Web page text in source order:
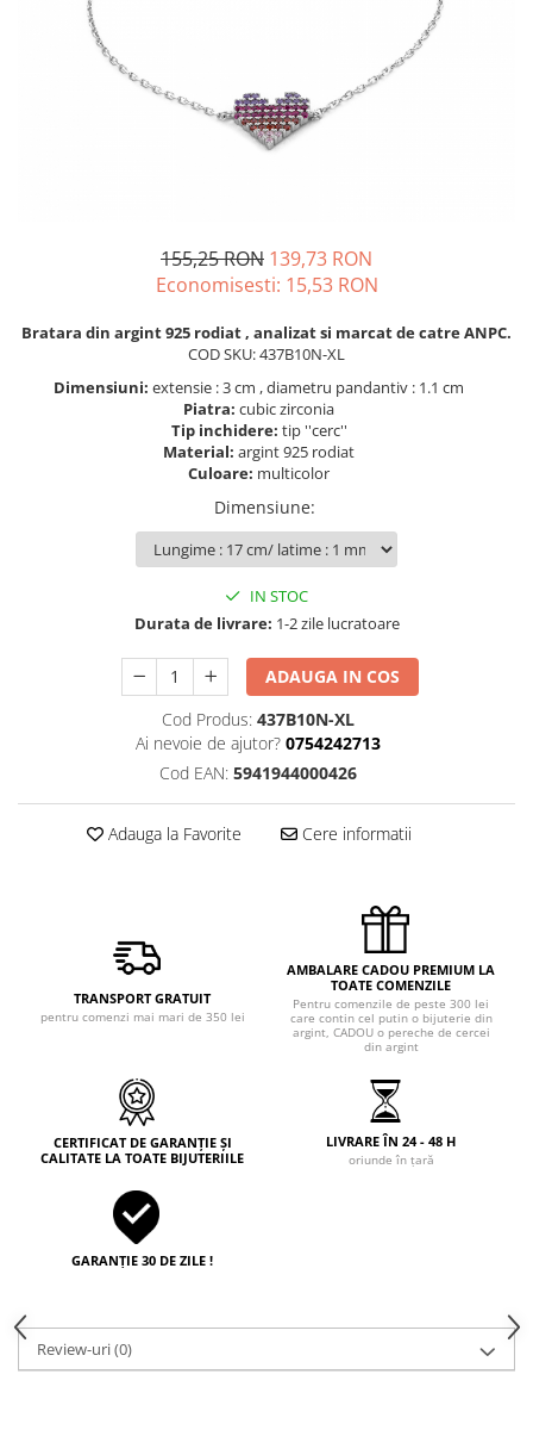
BRATARA TIP ROZARIU
155,25 RON 139,73 RON
Economisesti: 15,53 RON
Bratara din argint 925 rodiat , analizat si marcat de catre ANPC.
COD SKU: 437B10N-XL
Dimensiuni: extensie : 3 cm , diametru pandantiv : 1.1 cm
Piatra: cubic zirconia
Tip inchidere: tip ''cerc''
Material: argint 925 rodiat
Culoare: multicolor
Dimensiune:
IN STOC
Durata de livrare: 1-2 zile lucratoare
ADAUGA IN COS
Cod Produs: 437B10N-XL
Ai nevoie de ajutor? 0754242713
Cod EAN: 5941944000426
Adauga la Favorite Cere informatii
TRANSPORT GRATUIT
pentru comenzi mai mari de 350 lei
AMBALARE CADOU PREMIUM LA
TOATE COMENZILE
Pentru comenzile de peste 300 lei
care contin cel putin o bijuterie din
argint, CADOU o pereche de cercei
din argint
CERTIFICAT DE GARANȚIE ȘI
CALITATE LA TOATE BIJUTERIILE
LIVRARE ÎN 24 - 48 H
oriunde în țară
GARANȚIE 30 DE ZILE !
Review-uri(0)